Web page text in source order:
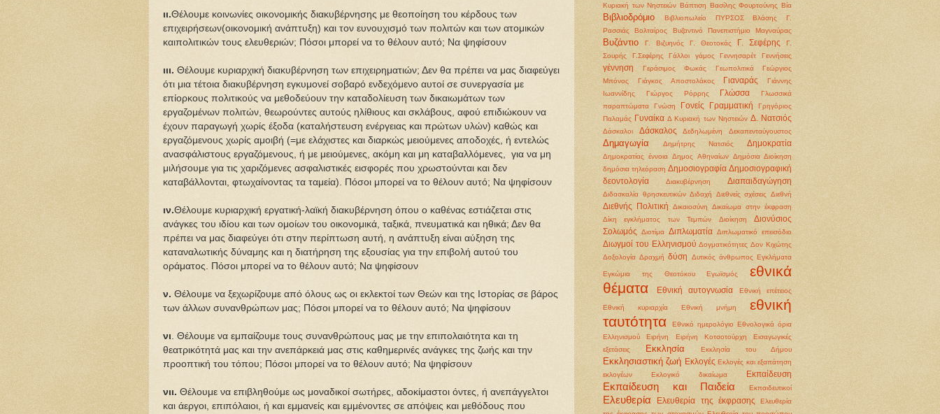
ιι.Θέλουμε κοινωνίες οικονομικής διακυβέρνησης με θεοποίηση του κέρδους των
επιχειρήσεων(οικονομική ανάπτυξη) και τον ευνουχισμό των πολιτών και των ατομικών
καιπολιτικών τους ελευθεριών; Πόσοι μπορεί να το θέλουν αυτό; Να ψηφίσουν
ιιι. Θέλουμε κυριαρχική διακυβέρνηση των επιχειρηματιών; Δεν θα πρέπει να μας διαφεύγει
ότι μια τέτοια διακυβέρνηση εγκυμονεί σοβαρό ενδεχόμενο αυτοί σε συνεργασία με
επίορκους πολιτικούς να μεθοδεύουν την καταδολίευση των δικαιωμάτων των
εργαζομένων πολιτών, θεωρούντες αυτούς ηλίθιους και σκλάβους, αφού επιδιώκουν να
έχουν παραγωγή χωρίς έξοδα (καταλήστευση ενέργειας και πρώτων υλών) καθώς και
εργαζόμενους χωρίς αμοιβή (=με ελάχιστες και διαρκώς μειούμενες αποδοχές, ή εντελώς
ανασφάλιστους εργαζόμενους, ή με μειούμενες, ακόμη και μη καταβαλλόμενες, για να μη
μιλήσουμε για τις χαριζόμενες ασφαλιστικές εισφορές που χρωστούνται και δεν
καταβάλλονται, φτωχαίνοντας τα ταμεία). Πόσοι μπορεί να το θέλουν αυτό; Να ψηφίσουν
ιν.Θέλουμε κυριαρχική εργατική-λαϊκή διακυβέρνηση όπου ο καθένας εστιάζεται στις
ανάγκες του ιδίου και των ομοίων του οικονομικά, ταξικά, πνευματικά και ηθικά; Δεν θα
πρέπει να μας διαφεύγει ότι στην περίπτωση αυτή, η ανάπτυξη είναι αύξηση της
καταναλωτικής δύναμης και η διατήρηση της εξουσίας για την επιβολή αυτού του
οράματος. Πόσοι μπορεί να το θέλουν αυτό; Να ψηφίσουν
ν. Θέλουμε να ξεχωρίζουμε από όλους ως οι εκλεκτοί των Θεών και της Ιστορίας σε βάρος
των άλλων συνανθρώπων μας; Πόσοι μπορεί να το θέλουν αυτό; Να ψηφίσουν
νι . Θέλουμε να εμπαίζουμε τους συνανθρώπους μας με την επιπολαιότητα και τη
θεατρικότητά μας και την ανεπάρκειά μας στις καθημερινές ανάγκες της ζωής και την
προοπτική του τόπου; Πόσοι μπορεί να το θέλουν αυτό; Να ψηφίσουν
νιι. Θέλουμε να επιβληθούμε ως μοναδικοί σωτήρες, αδοκίμαστοι όντες, ή ανεπάγγελτοι
και άεργοι, επιπόλαιοι, ή και εμμανείς και εμμένοντες σε απόψεις και μεθόδους που
Κυριακή των Νηστειών Βάπτιση Βασίλης Φουρτούνης Βία
Βιβλιοδρόμιο Βιβλιοπωλείο ΠΥΡΣΟΣ
Βλάσης Γ.
Ρασσιάς
Βολταίρος Βυζαντινό Πανεπιστήμιο Μαγναύρας
Βυζάντιο Γ. Βιζυηνός Γ. Θεοτοκάς Γ. Σεφέρης
Γ.
Σουρής
Γ.Σεφέρης Γάλλοι γάμος Γεννησαρέτ Γεννήσεις
γέννηση Γεράσιμος Φωκάς Γεωπολιτικά
Γεώργιος
Μπόνος
Γιάγκος Αποστολάκος Γιαναράς
Γιάννης
Ιωαννίδης
Γιώργος Ρόρρης Γλώσσα
Γλωσσικά
παραπτώματα
Γνώση Γονείς Γραμματική
Γρηγόριος
Παλαμάς Γυναίκα Δ Κυριακή των Νηστειών Δ. Νατσιός
Δάσκαλοι Δάσκαλος Δεδηλωμένη Δεκαπενταύγουστος
Δημαγωγία Δημήτρης Νατσιός Δημοκρατία
Δημοκρατίας έννοια Δημος Αθηναίων Δημόσια Διοίκηση
δημόσια τηλεόραση Δημοσιογραφία Δημοσιογραφική
δεοντολογία
Διακυβέρνηση Διαπαιδαγώγηση
Διδασκαλία θρησκευτικών Διδαχή Διεθνείς σχέσεις Διεθνή
Διεθνής Πολιτική Δικαιοσύνη
Δικαίωμα στην έκφραση
Δίκη εγκλήματος των Τεμπών
Διοίκηση
Διονύσιος
Σολωμός Διοτίμα Διπλωματία Διπλωματικό επεισόδιο
Διωγμοί του Ελληνισμού Δογματικότητες Δον Κιχώτης
Δοξολογία Δραχμή δύση Δυτικός άνθρωπος Εγκλήματα
Εγκώμια της Θεοτόκου Εγωϊσμός
εθνικά
θέματα
Εθνική αυτογνωσία Εθνική επέτειος
Εθνική κυριαρχία Εθνική μνήμη
εθνική
ταυτότητα
Εθνικό ημερολόγιο Εθνολογικά όρια
Ελληνισμού
Ειρήνη Ειρήνη Κοτσοτούρχη
Εισαγωγικές
εξετάσεις
Εκκλησία Εκκλησία του Δήμου
Εκκλησιαστική ζωή Εκλογές Εκλογές και εξαπάτηση
εκλογέων
Εκλογικό δικαίωμα Εκπαίδευση
Εκπαίδευση και Παιδεία Εκπαιδευτικοί
Ελευθερία Ελευθερία της έκφρασης
Ελευθερία